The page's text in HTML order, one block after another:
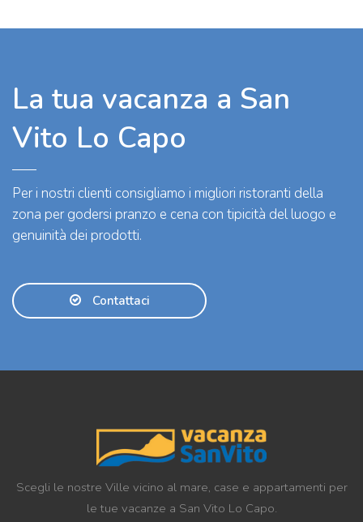
La tua vacanza a San
Vito Lo Capo
Per i nostri clienti consigliamo i migliori ristoranti della
zona per godersi pranzo e cena con tipicità del luogo e
genuinità dei prodotti.
Contattaci
Scegli le nostre Ville vicino al mare, case e appartamenti per
le tue vacanze a San Vito Lo Capo.